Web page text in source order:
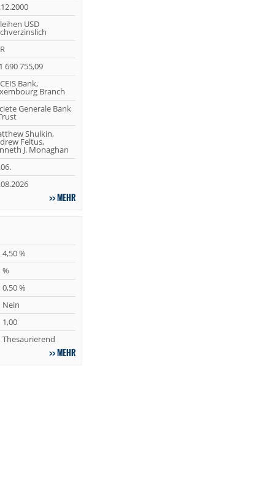
USD
690 755,09
Bank,
Branch
Generale Bank
Shulkin,
Feltus,
J. Monaghan
MEHR
4,50 %
%
0,50 %
Nein
1,00
Thesaurierend
MEHR